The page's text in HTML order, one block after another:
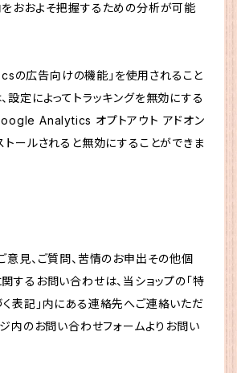
おおよそ把握するための分析が可能
の広告向けの機能」を使用されること
設定によってトラッキングを無効にする
Analytics オプトアウト アドオン
トールされると無効にすることができま
意見、ご質問、苦情のお申出その他個
するお問い合わせは、当ショップの「特
表記」内にある連絡先へご連絡いただ
ジ内のお問い合わせフォームよりお問い